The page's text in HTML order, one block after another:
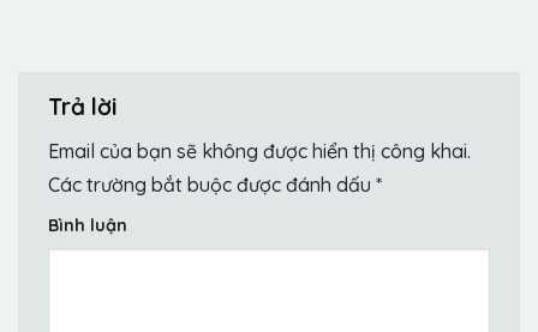
Trả lời
Email của bạn sẽ không được hiển thị công khai.
Các trường bắt buộc được đánh dấu *
Bình luận